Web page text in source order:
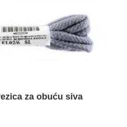
za obuću siva